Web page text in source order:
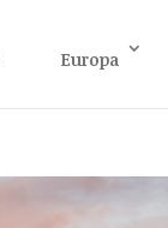
Europa